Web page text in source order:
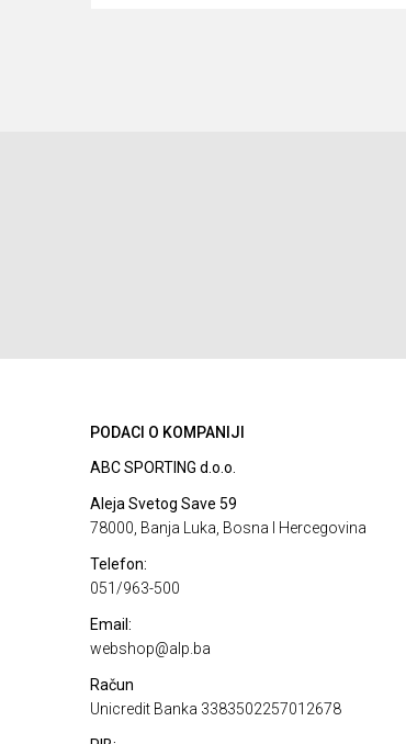
PODACI O KOMPANIJI
ABC SPORTING d.o.o.
Aleja Svetog Save 59
78000, Banja Luka, Bosna I Hercegovina
Telefon:
051/963-500
Email:
webshop@alp.ba
Račun
Unicredit Banka 3383502257012678